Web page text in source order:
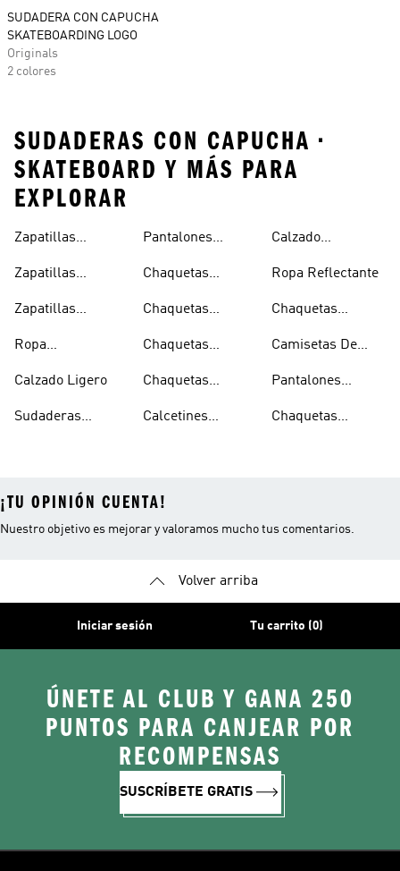
SUDADERA CON CAPUCHA
SKATEBOARDING LOGO
Originals
2 colores
SUDADERAS CON CAPUCHA •
SKATEBOARD Y MÁS PARA
EXPLORAR
Zapatillas
Mujer
Zapatillas
Hombre
Zapatillas
Niños
Ropa
Calzado Ligero
Sudaderas
Capucha
Pantalones
Ligeros
Chaquetas
Chaquetas
Chaquetas
Hombre
Chaquetas
Mujer
Calcetines
Calzado
Ropa Reflectante
Chaquetas
Camisetas De
Pantalones
Chaquetas
¡TU OPINIÓN CUENTA!
Nuestro objetivo es mejorar y valoramos mucho tus comentarios.
Volver arriba
Iniciar sesión Tu carrito (0)
ÚNETE AL CLUB Y GANA 250
PUNTOS PARA CANJEAR POR
RECOMPENSAS
SUSCRÍBETE GRATIS